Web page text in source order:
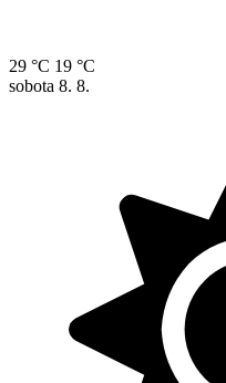
29 °C 19 °C
sobota 8. 8.